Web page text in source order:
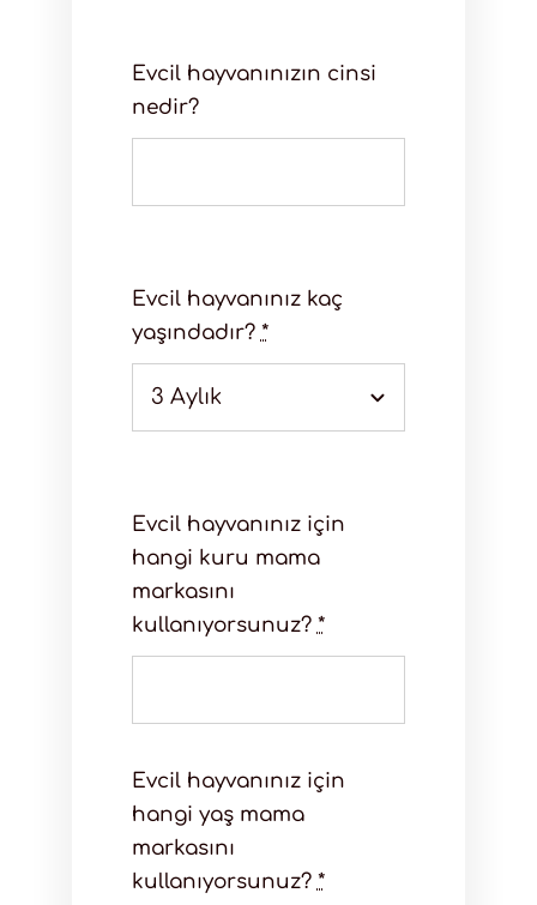
Evcil hayvanınızın cinsi
nedir?
Evcil hayvanınız kaç
yaşındadır? *
Evcil hayvanınız için
hangi kuru mama
markasını
kullanıyorsunuz? *
Evcil hayvanınız için
hangi yaş mama
markasını
kullanıyorsunuz? *